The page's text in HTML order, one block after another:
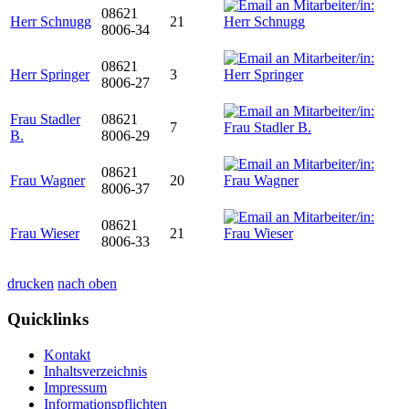
Herr Schnugg
08621
8006-34
21
Herr Springer
08621
8006-27
3
Frau Stadler
B.
08621
8006-29
7
Frau Wagner
08621
8006-37
20
Frau Wieser
08621
8006-33
21
drucken nach oben
Quicklinks
Kontakt
Inhaltsverzeichnis
Impressum
Informationspflichten